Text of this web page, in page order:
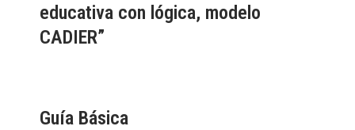
educativa con lógica, modelo
CADIER”
Guía Básica